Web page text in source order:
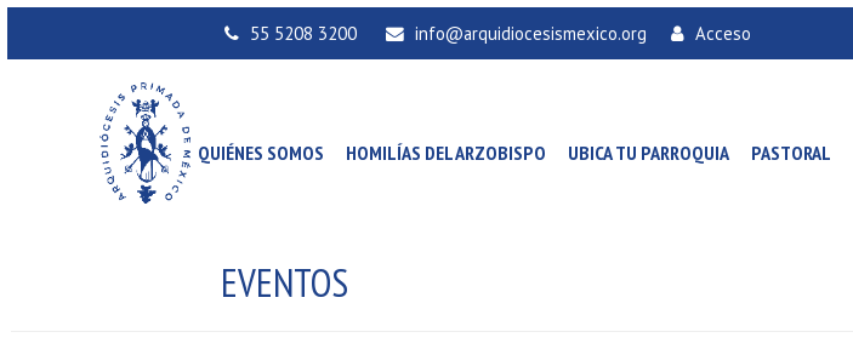
55 5208 3200 info@arquidiocesismexico.org Acceso
QUIÉNES SOMOS HOMILÍAS DEL ARZOBISPO UBICA TU PARROQUIA PASTORAL
EVENTOS